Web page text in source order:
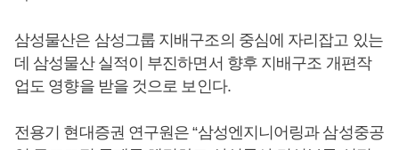
삼성물산은 삼성그룹 지배구조의 중심에 자리잡고 있는
데 삼성물산 실적이 부진하면서 향후 지배구조 개편작
업도 영향을 받을 것으로 보인다.
전용기 현대증권 연구원은 “삼성엔지니어링과 삼성중공